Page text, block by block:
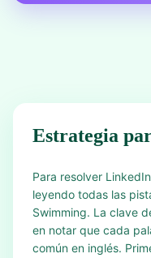
Estrategia
Para resolver
leyendo todas las
Swimming. La clave
en notar que cada
común en inglés.